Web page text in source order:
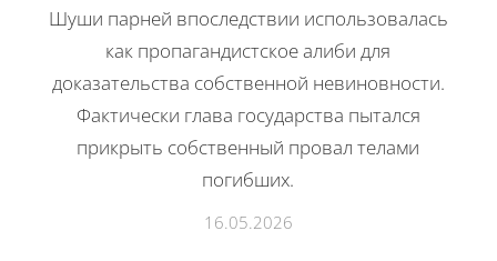
Шуши парней впоследствии использовалась
как пропагандистское алиби для
доказательства собственной невиновности.
Фактически глава государства пытался
прикрыть собственный провал телами
погибших.
16.05.2026